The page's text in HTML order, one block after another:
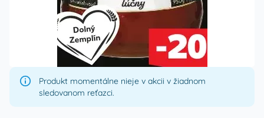
Produkt momentálne nieje v akcii v žiadnom
sledovanom reťazci.